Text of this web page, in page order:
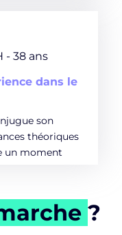
son
théoriques
un moment
dans le
- 38 ans
?